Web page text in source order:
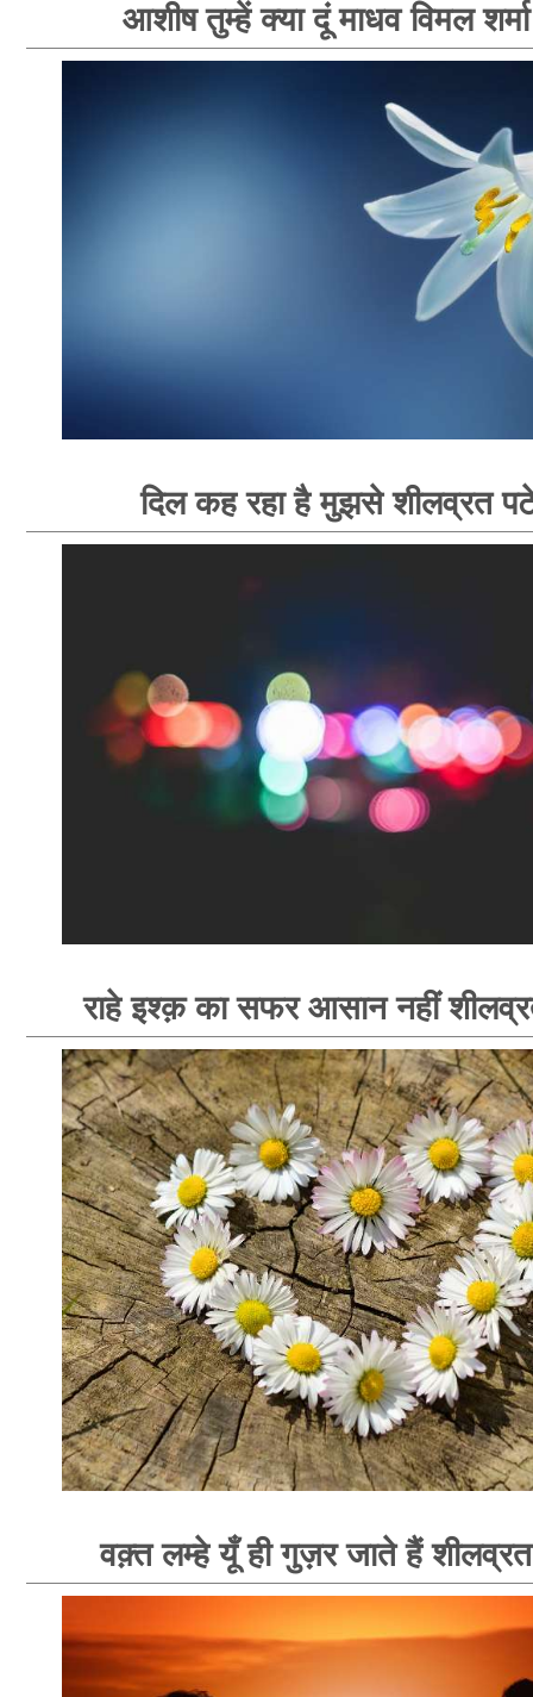
आशीष तुम्हें क्या दूं माधव विमल
दिल कह रहा है मुझसे शीलव्रत
राहे इश्क़ का सफर आसान नहीं
वक़्त लम्हे यूँ ही गुज़र जाते हैं शीलव्रत